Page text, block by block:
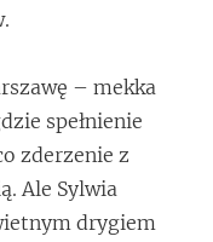
– mekka
spełnienie
zderzenie z
Ale Sylwia
drygiem